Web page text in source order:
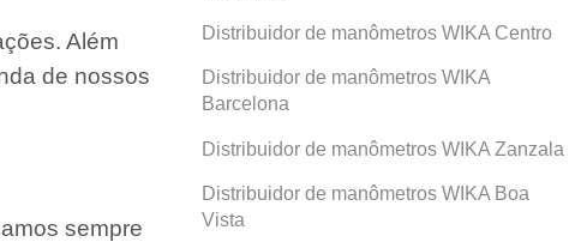
Além
de nossos
sempre
Distribuidor de manômetros WIKA Centro
Distribuidor de manômetros WIKA
Barcelona
Distribuidor de manômetros WIKA Zanzala
Distribuidor de manômetros WIKA Boa
Vista